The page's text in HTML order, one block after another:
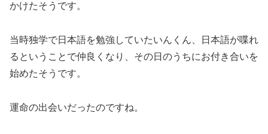
かけたそうです。
当時独学で日本語を勉強していたいんくん、日本語が喋れ
るということで仲良くなり、その日のうちにお付き合いを
始めたそうです。
運命の出会いだったのですね。